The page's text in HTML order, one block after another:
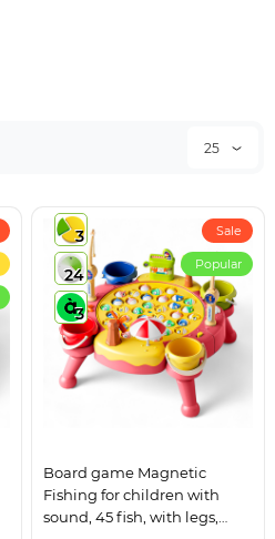
25
3
24
3
Sale
Popular
Board game Magnetic
Fishing for children with
sound, 45 fish, with legs,